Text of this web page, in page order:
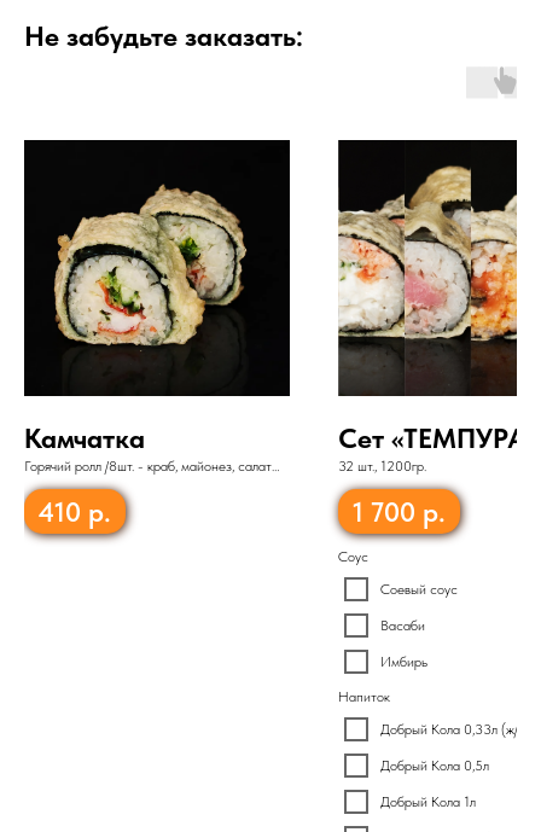
Не забудьте заказать:
Камчатка
Горячий ролл /8шт. - краб, майонез, салат
«Чука», огурец
410 р.
Сет «ТЕМПУРА»
32 шт., 1200гр.
1 700 р.
Соус
Соевый соус
Васаби
Имбирь
Напиток
Добрый Кола 0,33л (ж/б)
Добрый Кола 0,5л
Добрый Кола 1л